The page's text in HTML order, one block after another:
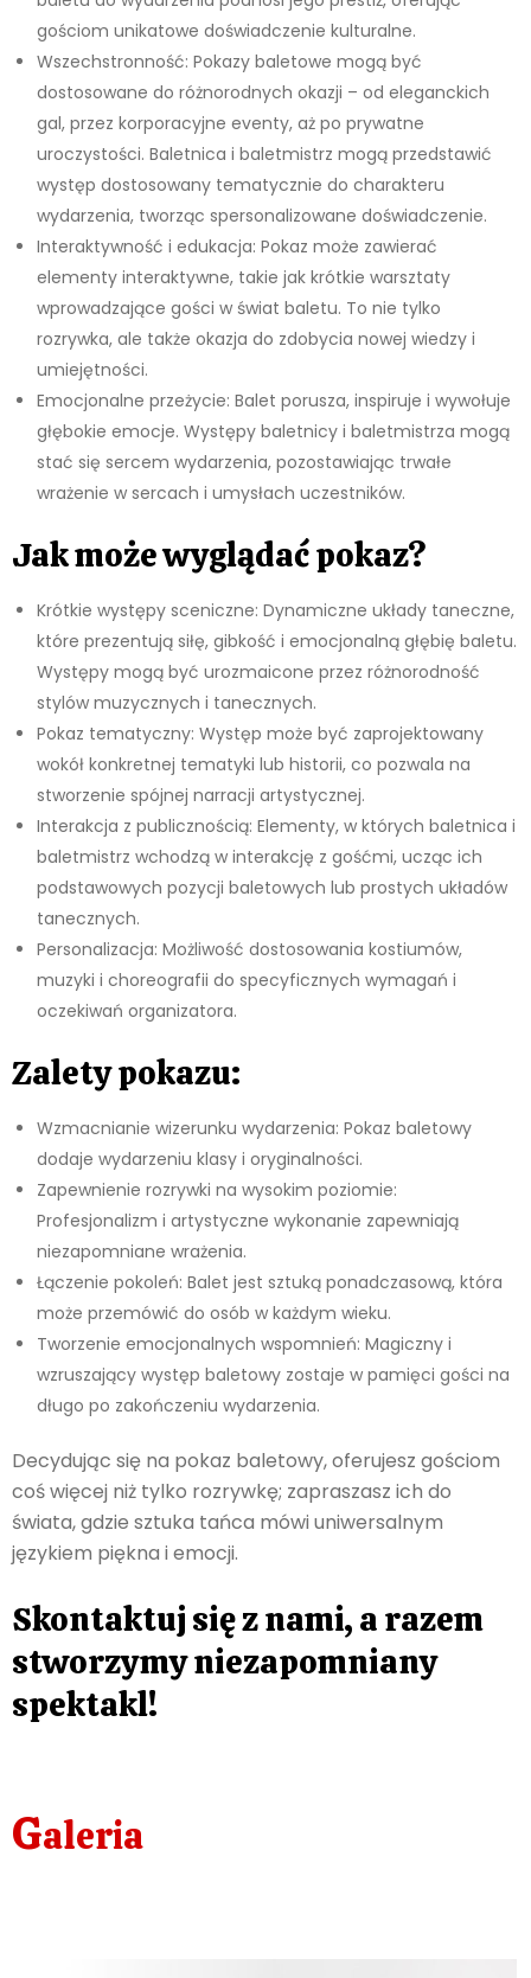
gościom unikatowe doświadczenie kulturalne.
Wszechstronność: Pokazy baletowe mogą być
dostosowane do różnorodnych okazji – od eleganckich
gal, przez korporacyjne eventy, aż po prywatne
uroczystości. Baletnica i baletmistrz mogą przedstawić
występ dostosowany tematycznie do charakteru
wydarzenia, tworząc spersonalizowane doświadczenie.
Interaktywność i edukacja: Pokaz może zawierać
elementy interaktywne, takie jak krótkie warsztaty
wprowadzające gości w świat baletu. To nie tylko
rozrywka, ale także okazja do zdobycia nowej wiedzy i
umiejętności.
Emocjonalne przeżycie: Balet porusza, inspiruje i wywołuje
głębokie emocje. Występy baletnicy i baletmistrza mogą
stać się sercem wydarzenia, pozostawiając trwałe
wrażenie w sercach i umysłach uczestników.
Jak może wyglądać pokaz?
Krótkie występy sceniczne: Dynamiczne układy taneczne,
które prezentują siłę, gibkość i emocjonalną głębię baletu.
Występy mogą być urozmaicone przez różnorodność
stylów muzycznych i tanecznych.
Pokaz tematyczny: Występ może być zaprojektowany
wokół konkretnej tematyki lub historii, co pozwala na
stworzenie spójnej narracji artystycznej.
Interakcja z publicznością: Elementy, w których baletnica i
baletmistrz wchodzą w interakcję z gośćmi, ucząc ich
podstawowych pozycji baletowych lub prostych układów
tanecznych.
Personalizacja: Możliwość dostosowania kostiumów,
muzyki i choreografii do specyficznych wymagań i
oczekiwań organizatora.
Zalety pokazu:
Wzmacnianie wizerunku wydarzenia: Pokaz baletowy
dodaje wydarzeniu klasy i oryginalności.
Zapewnienie rozrywki na wysokim poziomie:
Profesjonalizm i artystyczne wykonanie zapewniają
niezapomniane wrażenia.
Łączenie pokoleń: Balet jest sztuką ponadczasową, która
może przemówić do osób w każdym wieku.
Tworzenie emocjonalnych wspomnień: Magiczny i
wzruszający występ baletowy zostaje w pamięci gości na
długo po zakończeniu wydarzenia.
Decydując się na pokaz baletowy, oferujesz gościom
coś więcej niż tylko rozrywkę; zapraszasz ich do
świata, gdzie sztuka tańca mówi uniwersalnym
językiem piękna i emocji.
Skontaktuj się z nami, a razem
stworzymy niezapomniany
spektakl!
Galeria